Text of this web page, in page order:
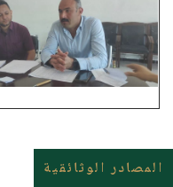
المصادر الوثائقية